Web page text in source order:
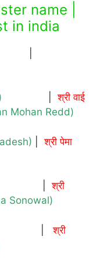
name |
in india
|श्री वाई
Mohan Redd)
|श्री पेमा
श्री
Sonowal)
श्री